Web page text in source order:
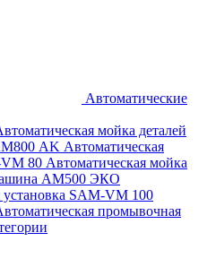
Автоматические
мойка деталей
AK Автоматическая
VM 80 Автоматическая мойка
АМ500 ЭКО
SAM-VM 100
промывочная